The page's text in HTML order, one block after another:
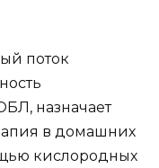
поток
назначает
в домашних
кислородных